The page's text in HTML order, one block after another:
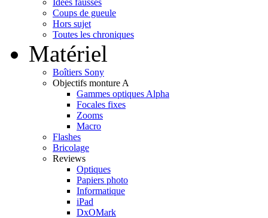
Idées fausses
Coups de gueule
Hors sujet
Toutes les chroniques
Matériel
Boîtiers Sony
Objectifs monture A
Gammes optiques Alpha
Focales fixes
Zooms
Macro
Flashes
Bricolage
Reviews
Optiques
Papiers photo
Informatique
iPad
DxOMark